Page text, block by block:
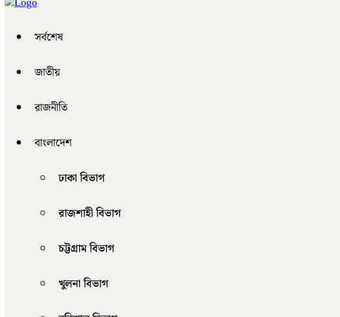
সর্বশেষ
জাতীয়
রাজনীতি
বাংলাদেশ
ঢাকা বিভাগ
রাজশাহী বিভাগ
চট্টগ্রাম বিভাগ
খুলনা বিভাগ